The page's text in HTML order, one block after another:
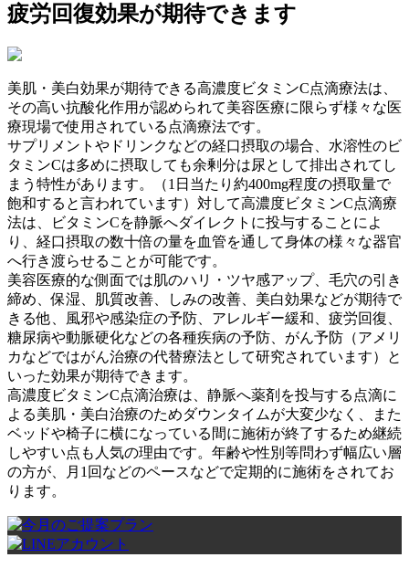
疲労回復効果が期待できます
美肌・美白効果が期待できる高濃度ビタミンC点滴療法は、
その高い抗酸化作用が認められて美容医療に限らず様々な医
療現場で使用されている点滴療法です。
サプリメントやドリンクなどの経口摂取の場合、水溶性のビ
タミンCは多めに摂取しても余剰分は尿として排出されてし
まう特性があります。（1日当たり約400mg程度の摂取量で
飽和すると言われています）対して高濃度ビタミンC点滴療
法は、ビタミンCを静脈へダイレクトに投与することによ
り、経口摂取の数十倍の量を血管を通して身体の様々な器官
へ行き渡らせることが可能です。
美容医療的な側面では肌のハリ・ツヤ感アップ、毛穴の引き
締め、保湿、肌質改善、しみの改善、美白効果などが期待で
きる他、風邪や感染症の予防、アレルギー緩和、疲労回復、
糖尿病や動脈硬化などの各種疾病の予防、がん予防（アメリ
カなどではがん治療の代替療法として研究されています）と
いった効果が期待できます。
高濃度ビタミンC点滴治療は、静脈へ薬剤を投与する点滴に
よる美肌・美白治療のためダウンタイムが大変少なく、また
ベッドや椅子に横になっている間に施術が終了するため継続
しやすい点も人気の理由です。年齢や性別等問わず幅広い層
の方が、月1回などのペースなどで定期的に施術をされてお
ります。